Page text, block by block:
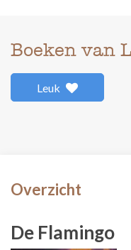
Boeken van
Leuk
Overzicht
De Flamingo